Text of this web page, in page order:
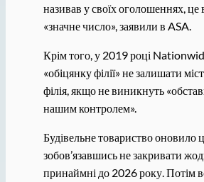
називав у своїх оголошеннях, це
«значне число», заявили в ASA.
Крім того, у 2019 році
«обіцянку філії» не залишати
філія, якщо не виникнуть
нашим контролем».
Будівельне товариство оновило
зобов’язавшись не закривати
принаймні до 2026 року. Потім